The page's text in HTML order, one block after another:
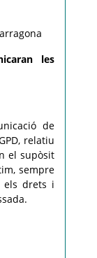
les
de
relatiu
el supòsit
sempre
els drets i